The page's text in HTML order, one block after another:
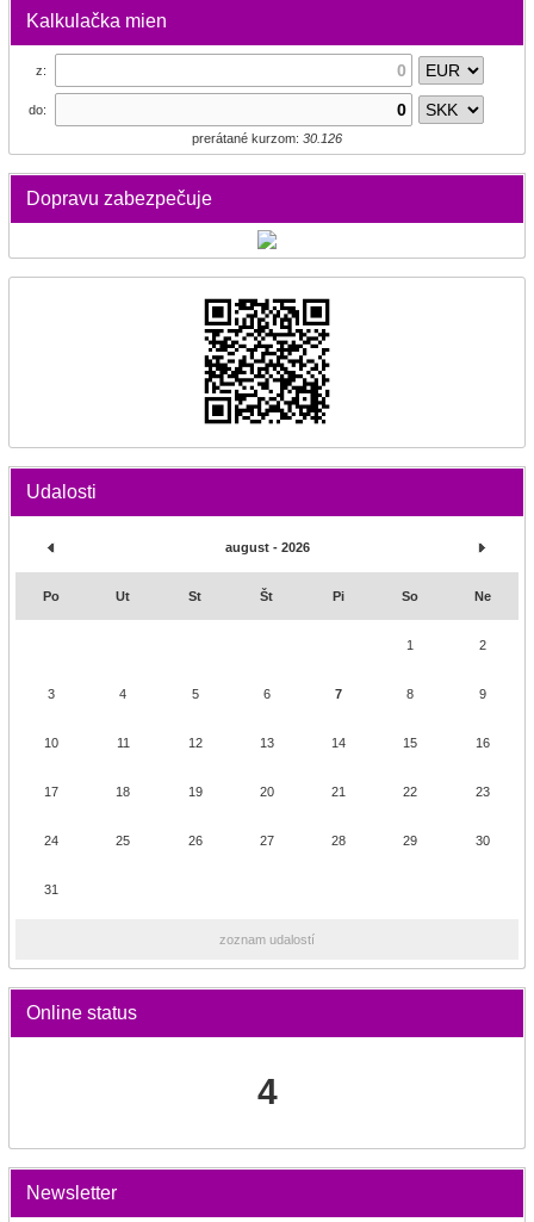
Kalkulačka mien
z:
do:
prerátané kurzom: 30.126
Dopravu zabezpečuje
Udalosti
august - 2026
Po Ut St Št Pi So Ne
1 2
3 4 5 6 7 8 9
10 11 12 13 14 15 16
17 18 19 20 21 22 23
24 25 26 27 28 29 30
31
zoznam udalostí
Online status
4
Newsletter